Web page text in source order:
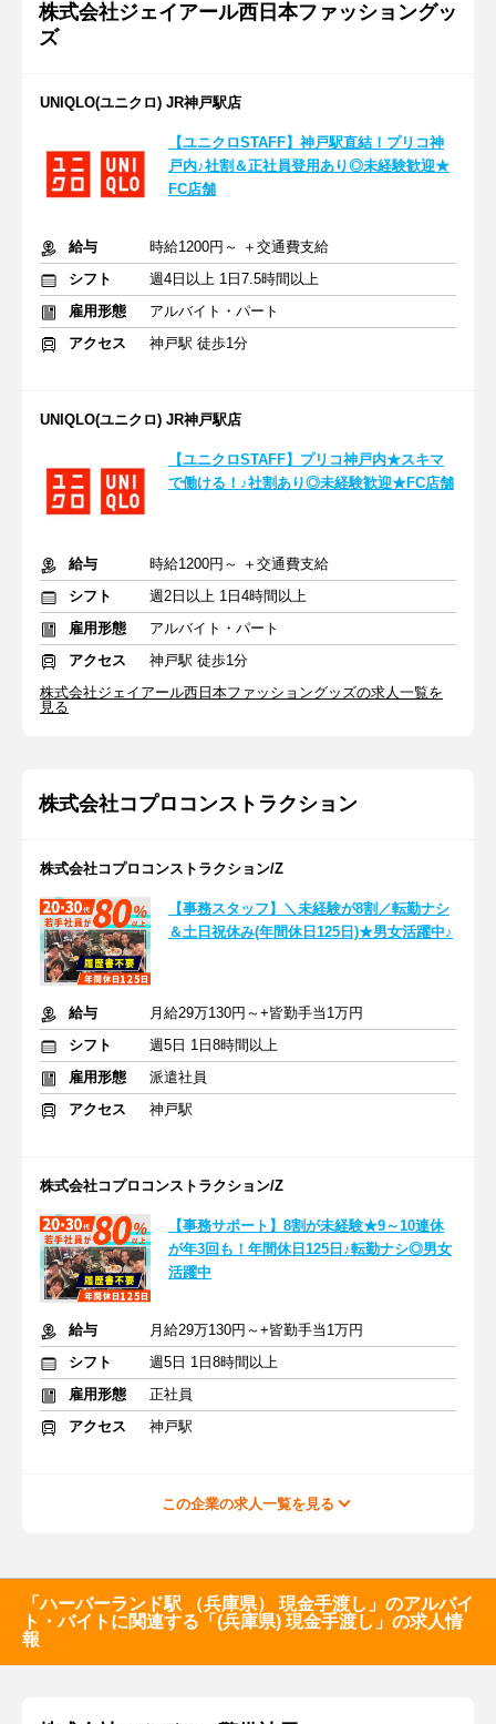
株式会社ジェイアール西日本ファッショングッ
ズ
UNIQLO(ユニクロ) JR神戸駅店
【ユニクロSTAFF】神戸駅直結！プリコ神
戸内♪社割＆正社員登用あり◎未経験歓迎★
FC店舗
給与
時給1200円～ ＋交通費支給
シフト
週4日以上 1日7.5時間以上
雇用形態
アルバイト・パート
アクセス
神戸駅 徒歩1分
UNIQLO(ユニクロ) JR神戸駅店
【ユニクロSTAFF】プリコ神戸内★スキマ
で働ける！♪社割あり◎未経験歓迎★FC店舗
給与
時給1200円～ ＋交通費支給
シフト
週2日以上 1日4時間以上
雇用形態
アルバイト・パート
アクセス
神戸駅 徒歩1分
株式会社ジェイアール西日本ファッショングッズの求人一覧を
見る
株式会社コプロコンストラクション
株式会社コプロコンストラクション/Z
【事務スタッフ】＼未経験が8割／転勤ナシ
＆土日祝休み(年間休日125日)★男女活躍中♪
給与
月給29万130円～+皆勤手当1万円
シフト
週5日 1日8時間以上
雇用形態
派遣社員
アクセス
神戸駅
株式会社コプロコンストラクション/Z
【事務サポート】8割が未経験★9～10連休
が年3回も！年間休日125日♪転勤ナシ◎男女
活躍中
給与
月給29万130円～+皆勤手当1万円
シフト
週5日 1日8時間以上
雇用形態
正社員
アクセス
神戸駅
この企業の求人一覧を見る
「ハーバーランド駅 （兵庫県） 現金手渡し」のアルバイ
ト・バイトに関連する「(兵庫県) 現金手渡し」の求人情
報